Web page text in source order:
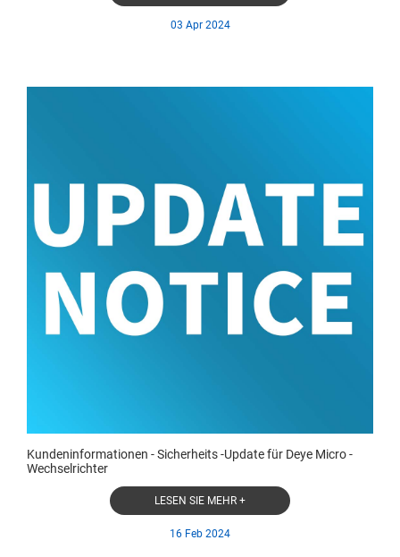
03 Apr 2024
Kundeninformationen - Sicherheits -Update für Deye Micro -
Wechselrichter
LESEN SIE MEHR +
16 Feb 2024